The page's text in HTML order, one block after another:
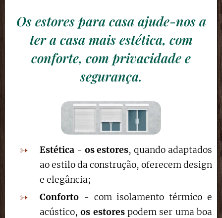
Os estores para casa ajude-nos a
ter a casa mais estética, com
conforte, com privacidade e
segurança.
Estética - os estores, quando adaptados
ao estilo da construção, oferecem design
e elegância;
Conforto - com isolamento térmico e
acústico,os estorespodem ser uma boa